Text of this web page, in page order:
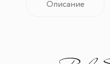
Описание